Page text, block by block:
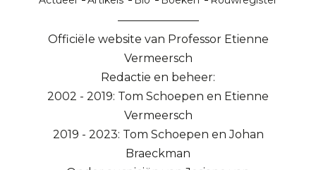
Officiële website van Professor Etienne
Vermeersch
Redactie en beheer:
2002 - 2019: Tom Schoepen en Etienne
Vermeersch
2019 - 2023: Tom Schoepen en Johan
Braeckman